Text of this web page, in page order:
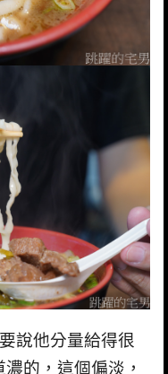
說他分量給得很
的，這個偏淡，